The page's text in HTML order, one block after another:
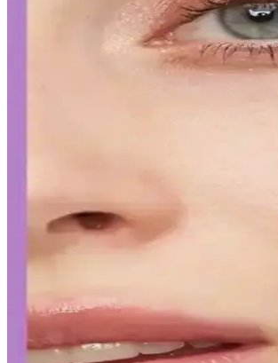
İslak Ruj Uygulama ve Bakım
İslak rujun güzelliğini ortaya çıkarmak ve
Japon ve Kore Güzellik
Curel yoğun nemlendirici krem, hassas ve
Yapay Zeka ile Kozmetik
Kozmetik endüstrisinde yapay zeka, ürün
Gözaltı Kapatıcısında Doğal
Gözaltı kapatıcısı seçimi ve uygulama
sağlayabilirsiniz.